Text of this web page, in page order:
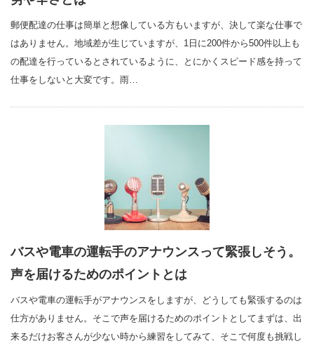
郵便配達の仕事は簡単と想像している方もいますが、決して楽な仕事で
はありません。地域差が生じていますが、1日に200件から500件以上も
の配達を行っているとされているように、とにかくスピード感を持って
仕事をしないと大変です。雨…
バスや電車の運転手のアナウンスって緊張しそう。
声を届けるためのポイントとは
バスや電車の運転手がアナウンスをしますが、どうしても緊張するのは
仕方がありません。そこで声を届けるためのポイントとしてまずは、出
来るだけお客さんが少ない時から練習をしてみて、そこで何度も挑戦し